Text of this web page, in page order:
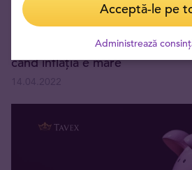
Trei motive pentru a investi, în
când inflația e mare
Acceptă-le pe
Administrează